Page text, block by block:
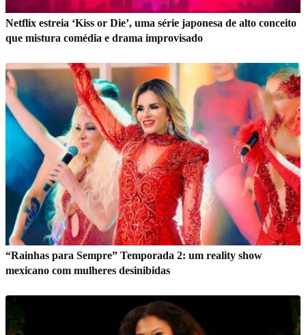
Netflix estreia ‘Kiss or Die’, uma série japonesa de alto conceito
que mistura comédia e drama improvisado
“Rainhas para Sempre” Temporada 2: um reality show
mexicano com mulheres desinibidas